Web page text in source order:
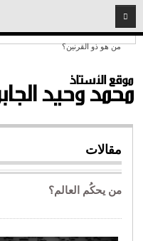
Headlines:
من هو ذو القرنين؟
الرئيسية
قضايا دينية
خطب ومحاضرات
سيد البشر
المبشرون بالجنة
مقالات
من يحكُم العالم؟